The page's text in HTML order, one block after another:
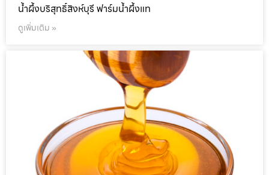
น้ำผึ้งบริสุทธิ์สิงห์บุรี ฟาร์มน้ำผึ้งแท
ดูเพิ่มเติม »